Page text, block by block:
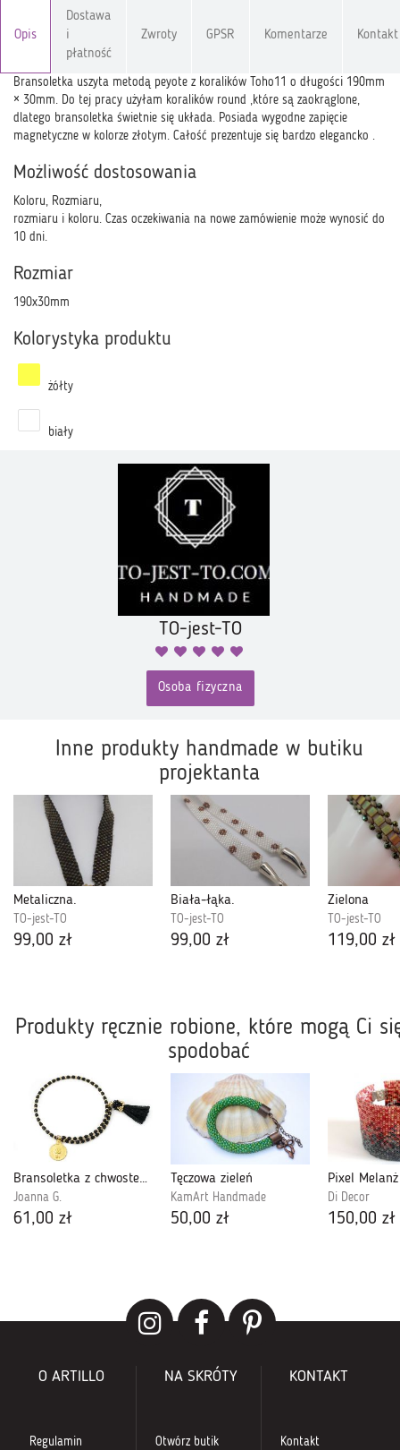
Opis
Dostawa
i
płatność
Zwroty GPSR Komentarze Kontakt
Bransoletka uszyta metodą peyote z koralików Toho11 o długości 190mm
× 30mm. Do tej pracy użyłam koralików round ,które są zaokrąglone,
dlatego bransoletka świetnie się układa. Posiada wygodne zapięcie
magnetyczne w kolorze złotym. Całość prezentuje się bardzo elegancko .
Możliwość dostosowania
Koloru, Rozmiaru,
rozmiaru i koloru. Czas oczekiwania na nowe zamówienie może wynosić do
10 dni.
Rozmiar
190x30mm
Kolorystyka produktu
żółty
biały
TO-jest-TO
Osoba fizyczna
Inne produkty handmade w butiku
projektanta
Metaliczna.
TO-jest-TO
99,00 zł
Biała-łąka.
TO-jest-TO
99,00 zł
Zielona
TO-jest-TO
119,00 zł
Produkty ręcznie robione, które mogą Ci
spodobać
Bransoletka z chwostem i monetą zawijana
Joanna G.
61,00 zł
Tęczowa zieleń
KamArt Handmade
50,00 zł
Di Decor
150,00 zł
O ARTILLO
Regulamin
NA SKRÓTY
Otwórz butik
KONTAKT
Kontakt